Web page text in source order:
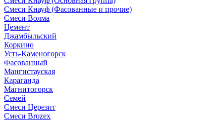
Смеси Кнауф (Фасованные и прочие)
Смеси Волма
Цемент
Джамбыльский
Коркино
Усть-Каменогорск
Фасованный
Мангистауская
Караганда
Магнитогорск
Семей
Смеси Церезит
Смеси Brozex